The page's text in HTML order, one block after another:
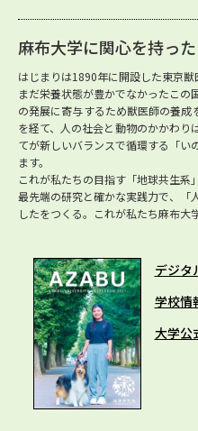
麻布大学に関心を持っ
はじまりは1890年に開設した東京獣
まだ栄養状態が豊かでなかったこ
の発展に寄与するため獣医師の養
を経て、人の社会と動物のかかわり
てが新しいバランスで循環する「い
ます。
これが私たちの目指す「地球共生系」
最先端の研究と確かな実践力で、「
したをつくる。これが私たち麻布大
デジタ
学校情
大学公